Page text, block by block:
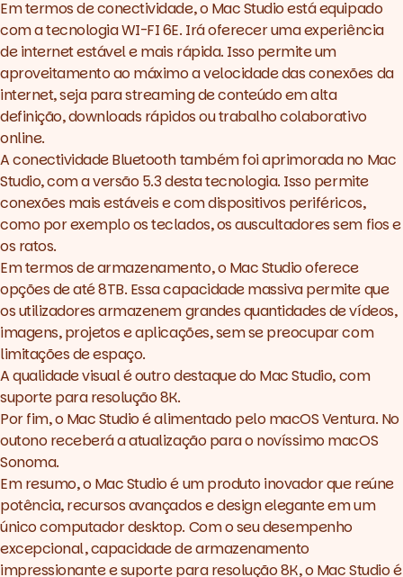
Em termos de conectividade, o Mac Studio está equipado
com a tecnologia WI-FI 6E. Irá oferecer uma experiência
de internet estável e mais rápida. Isso permite um
aproveitamento ao máximo a velocidade das conexões da
internet, seja para streaming de conteúdo em alta
definição, downloads rápidos ou trabalho colaborativo
online.
A conectividade Bluetooth também foi aprimorada no Mac
Studio, com a versão 5.3 desta tecnologia. Isso permite
conexões mais estáveis e com dispositivos periféricos,
como por exemplo os teclados, os auscultadores sem fios e
os ratos.
Em termos de armazenamento, o Mac Studio oferece
opções de até 8TB. Essa capacidade massiva permite que
os utilizadores armazenem grandes quantidades de vídeos,
imagens, projetos e aplicações, sem se preocupar com
limitações de espaço.
A qualidade visual é outro destaque do Mac Studio, com
suporte para resolução 8K.
Por fim, o Mac Studio é alimentado pelo macOS Ventura. No
outono receberá a atualização para o novíssimo macOS
Sonoma.
Em resumo, o Mac Studio é um produto inovador que reúne
potência, recursos avançados e design elegante em um
único computador desktop. Com o seu desempenho
excepcional, capacidade de armazenamento
impressionante e suporte para resolução 8K, o Mac Studio é